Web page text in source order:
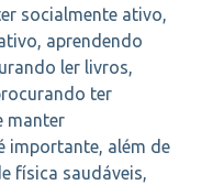
socialmente ativo,
aprendendo
ler livros,
ter
manter
importante, além de
física saudáveis,